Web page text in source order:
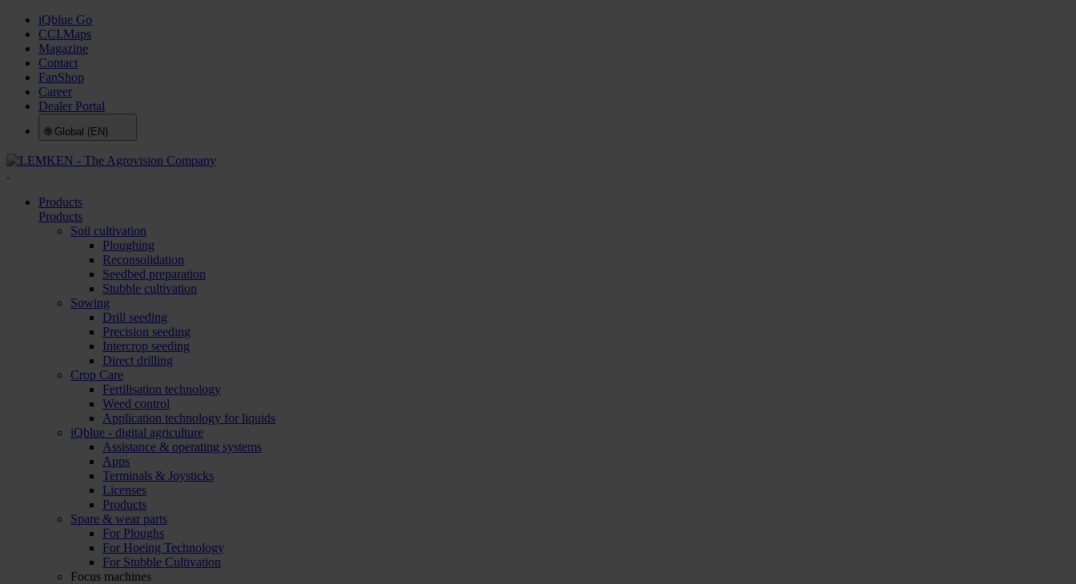
iQblue Go
CCI.Maps
Magazine
Contact
FanShop
Career
Dealer Portal
🌐 Global (EN)
.
Products
Products
Soil cultivation
Ploughing
Reconsolidation
Seedbed preparation
Stubble cultivation
Sowing
Drill seeding
Precision seeding
Intercrop seeding
Direct drilling
Crop Care
Fertilisation technology
Weed control
Application technology for liquids
iQblue - digital agriculture
Assistance & operating systems
Apps
Terminals & Joysticks
Licenses
Products
Spare & wear parts
For Ploughs
For Hoeing Technology
For Stubble Cultivation
Focus machines